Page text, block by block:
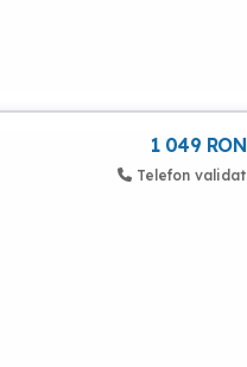
1 049 RON
Telefon validat